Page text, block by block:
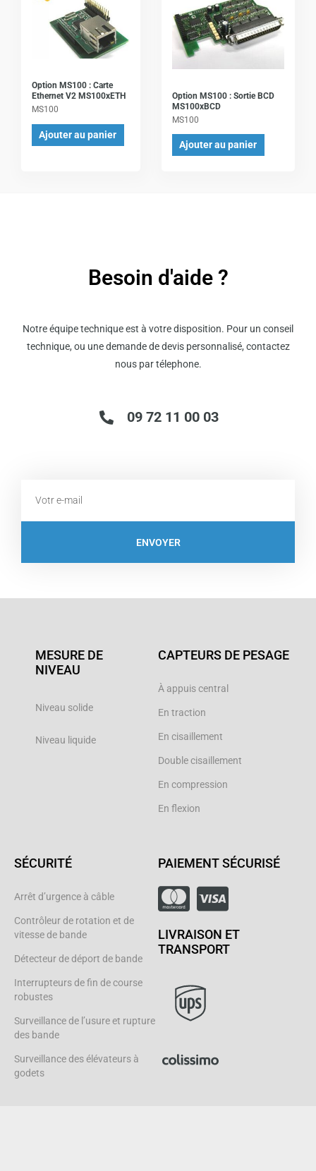
Option MS100 : Carte
Ethernet V2 MS100xETH
MS100
Ajouter au panier
Option MS100 : Sortie BCD
MS100xBCD
MS100
Ajouter au panier
Besoin d'aide ?
Notre équipe technique est à votre disposition. Pour un conseil
technique, ou une demande de devis personnalisé, contactez
nous par télephone.
09 72 11 00 03
ENVOYER
MESURE DE
NIVEAU
Niveau solide
Niveau liquide
CAPTEURS DE PESAGE
À appuis central
En traction
En cisaillement
Double cisaillement
En compression
En flexion
SÉCURITÉ
Arrêt d’urgence à câble
Contrôleur de rotation et de
vitesse de bande
Détecteur de déport de bande
Interrupteurs de fin de course
robustes
Surveillance de l’usure et rupture
des bande
Surveillance des élévateurs à
godets
PAIEMENT SÉCURISÉ
LIVRAISON ET
TRANSPORT